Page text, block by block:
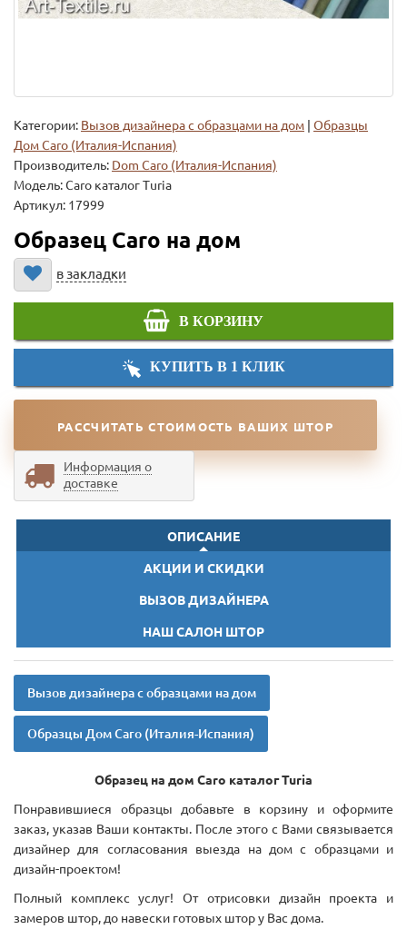
Категории: Вызов дизайнера с образцами на дом
Образцы
Дом Caro (Италия-Испания)
Производитель: Dom Caro (Италия-Испания)
Модель:Caro каталог Turia
Артикул: 17999
Образец Caro на дом
в закладки
В КОРЗИНУ
КУПИТЬ В 1 КЛИК
РАССЧИТАТЬ СТОИМОСТЬ ВАШИХ ШТОР
Информация о
доставке
ОПИСАНИЕ
АКЦИИ И СКИДКИ
ВЫЗОВ ДИЗАЙНЕРА
НАШ САЛОН ШТОР
Вызов дизайнера с образцами на дом
Образцы Дом Caro (Италия-Испания)
Образец на дом Caro каталог Turia
Понравившиеся образцы добавьте в корзину и оформите
заказ, указав Ваши контакты. После этого с Вами связывается
дизайнер для согласования выезда на дом с образцами и
дизайн-проектом!
Полный комплекс услуг! От отрисовки дизайн проекта и
замеров штор, до навески готовых штор у Вас дома.